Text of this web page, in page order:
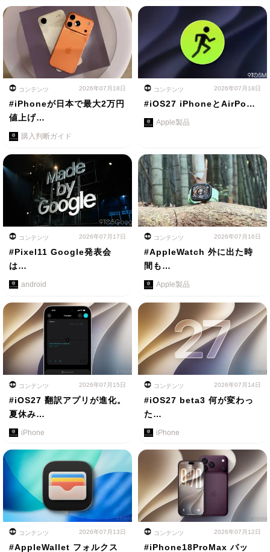
コンテンツ 2026年07月18日
#iPhoneが日本で最大2万円
値上げ…
購入判断ガイド
コンテンツ 2026年07月18日
#iOS27 iPhoneとAirPo…
Apple製品
コンテンツ 2026年07月17日
#Pixel11 Google発表会
は…
android
コンテンツ 2026年07月16日
#AppleWatch 外に出た時
間も…
Apple製品
コンテンツ 2026年07月15日
#iOS27 翻訳アプリが進化。
夏休み…
iPhone
コンテンツ 2026年07月14日
#iOS27 beta3 何が変わっ
た…
iPhone
コンテンツ 2026年07月13日
#AppleWallet フォルクス
コンテンツ 2026年07月12日
#iPhone18ProMax バッ